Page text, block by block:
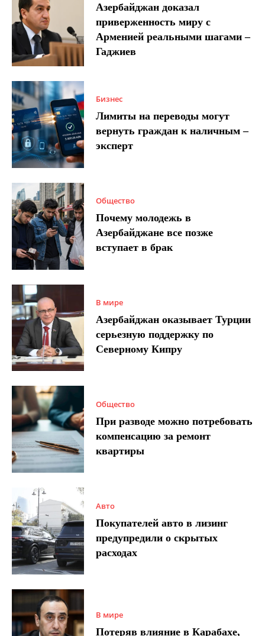
Азербайджан доказал
приверженность миру с
Арменией реальными шагами –
Гаджиев
Бизнес
Лимиты на переводы могут
вернуть граждан к наличным –
эксперт
Общество
Почему молодежь в
Азербайджане все позже
вступает в брак
В мире
Азербайджан оказывает Турции
серьезную поддержку по
Северному Кипру
Общество
При разводе можно потребовать
компенсацию за ремонт
квартиры
Авто
Покупателей авто в лизинг
предупредили о скрытых
расходах
В мире
Потеряв влияние в Карабахе,